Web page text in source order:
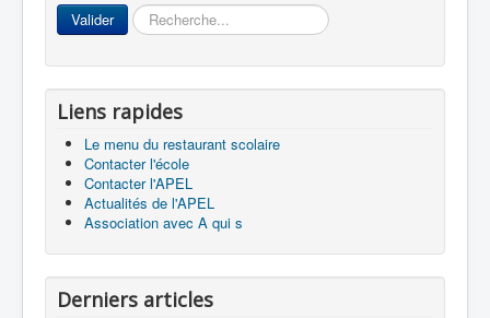
Valider Rechercher
Liens rapides
Le menu du restaurant scolaire
Contacter l'école
Contacter l'APEL
Actualités de l'APEL
Association avec A qui s
Derniers articles